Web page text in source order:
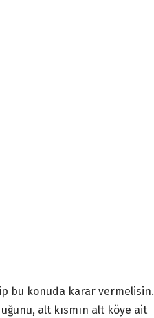
bu konuda karar vermelisin.
alt kısmın alt köye ait